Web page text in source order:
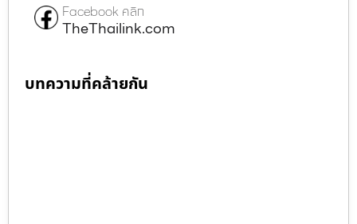
Facebook คลิก
TheThailink.com
บทความที่คล้ายกัน